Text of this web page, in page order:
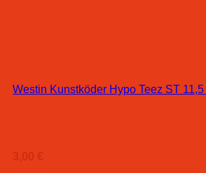
Westin Kunstköder Hypo Teez ST 11,5
3,00 €